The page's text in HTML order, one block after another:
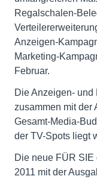
Regalschalen-
Anzeigen-
Marketing-
Februar.
Die Anzeigen-
zusammen mit der
Gesamt-Media-
der TV-Spots liegt
Die neue FÜR SIE
2011 mit der